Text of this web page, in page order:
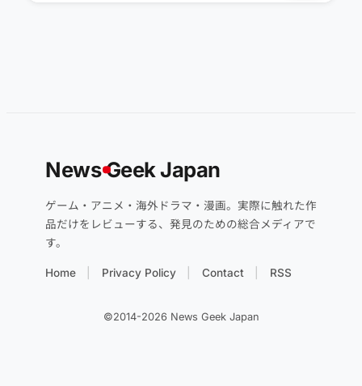
NewsGeek Japan
ゲーム・アニメ・海外ドラマ・漫画。実際に触れた作
品だけをレビューする、発見のための総合メディアで
す。
Home Privacy Policy Contact RSS
©2014-2026 News Geek Japan